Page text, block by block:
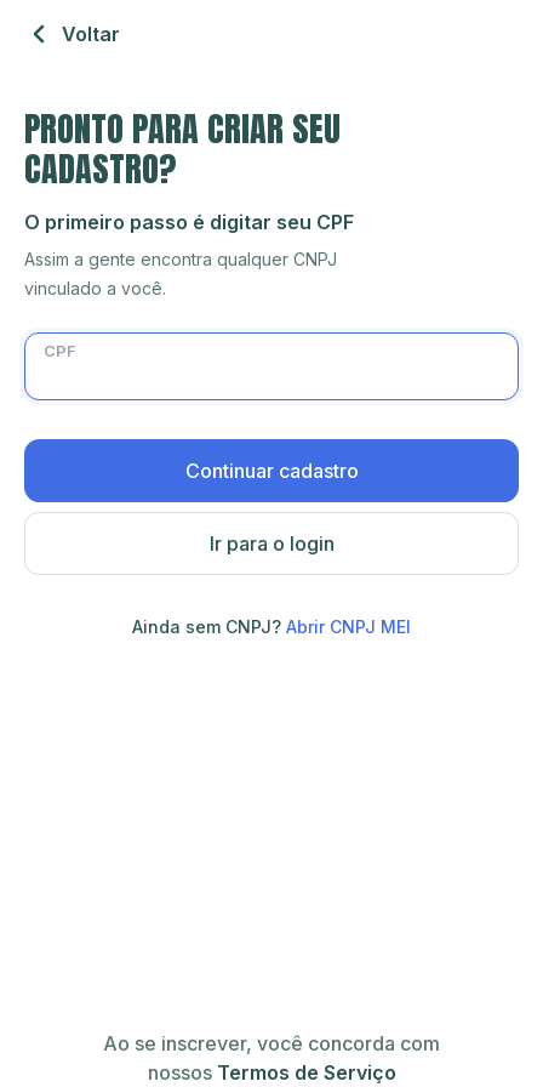
Voltar
PRONTO PARA CRIAR SEU
CADASTRO?
O primeiro passo é digitar seu CPF
Assim a gente encontra qualquer CNPJ
vinculado a você.
CPF
Continuar cadastro
Ir para o login
Ainda sem CNPJ? Abrir CNPJ MEI
Ao se inscrever, você concorda com
nossos Termos de Serviço